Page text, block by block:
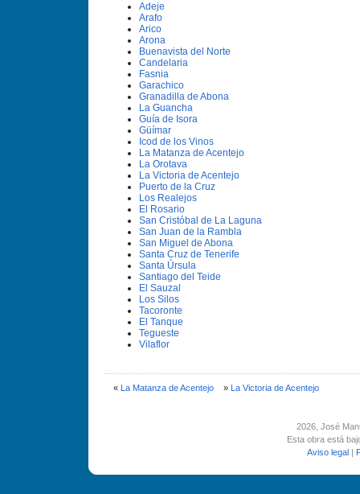
Adeje
Arafo
Arico
Arona
Buenavista del Norte
Candelaria
Fasnia
Garachico
Granadilla de Abona
La Guancha
Guí­a de Isora
Güí­mar
Icod de los Vinos
La Matanza de Acentejo
La Orotava
La Victoria de Acentejo
Puerto de la Cruz
Los Realejos
El Rosario
San Cristóbal de La Laguna
San Juan de la Rambla
San Miguel de Abona
Santa Cruz de Tenerife
Santa Úrsula
Santiago del Teide
El Sauzal
Los Silos
Tacoronte
El Tanque
Tegueste
Vilaflor
« La Matanza de Acentejo» La Victoria de Acentejo
2026, José
Esta obra está
Aviso legal |